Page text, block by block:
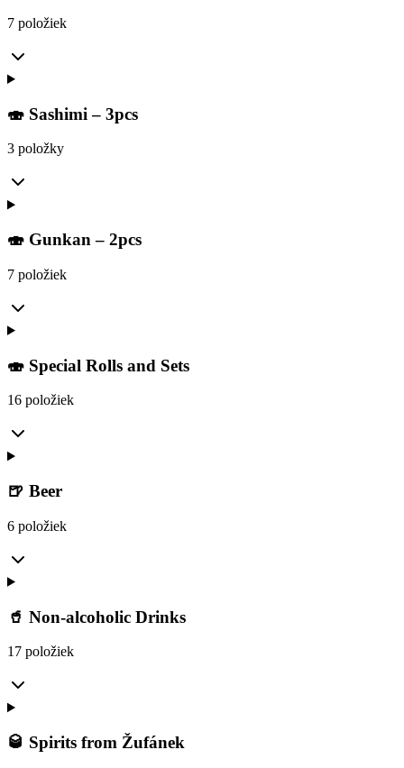
7 položiek
🍣 Sashimi – 3pcs
3 položky
🍣 Gunkan – 2pcs
7 položiek
🍣 Special Rolls and Sets
16 položiek
🍺 Beer
6 položiek
🥤 Non-alcoholic Drinks
17 položiek
🥃 Spirits from Žufánek